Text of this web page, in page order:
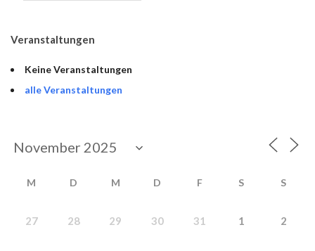
Veranstaltungen
Keine Veranstaltungen
alle Veranstaltungen
M D M D F S S
27 28 29 30 31 1 2